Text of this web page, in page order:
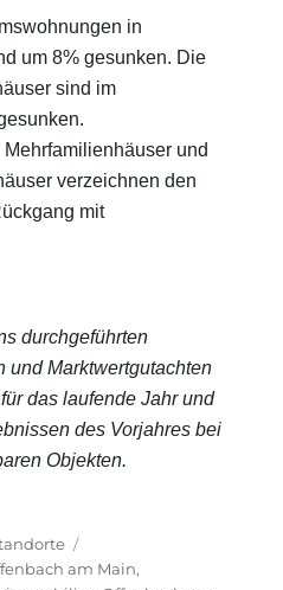
in
um 8% gesunken. Die
sind im
und
verzeichnen den
mit
durchgeführten
und Marktwertgutachten
das laufende Jahr und
des Vorjahres bei
Objekten.
am Main,